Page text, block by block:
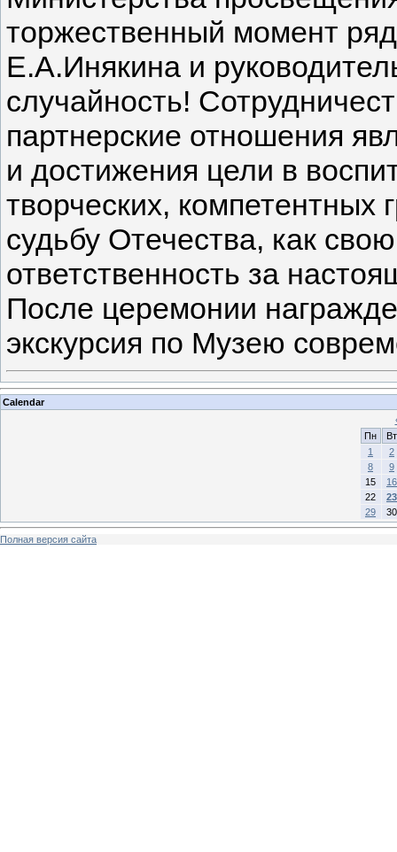
торжественный момент
Е.А.Инякина и
случайность!
партнерские отношения
и достижения цели в
творческих,
судьбу Отечества, как
ответственность за
После церемонии
экскурсия по Музею
Calendar
Пн
Вт
1
2
8
9
15
16
22
23
29
30
Полная версия сайта